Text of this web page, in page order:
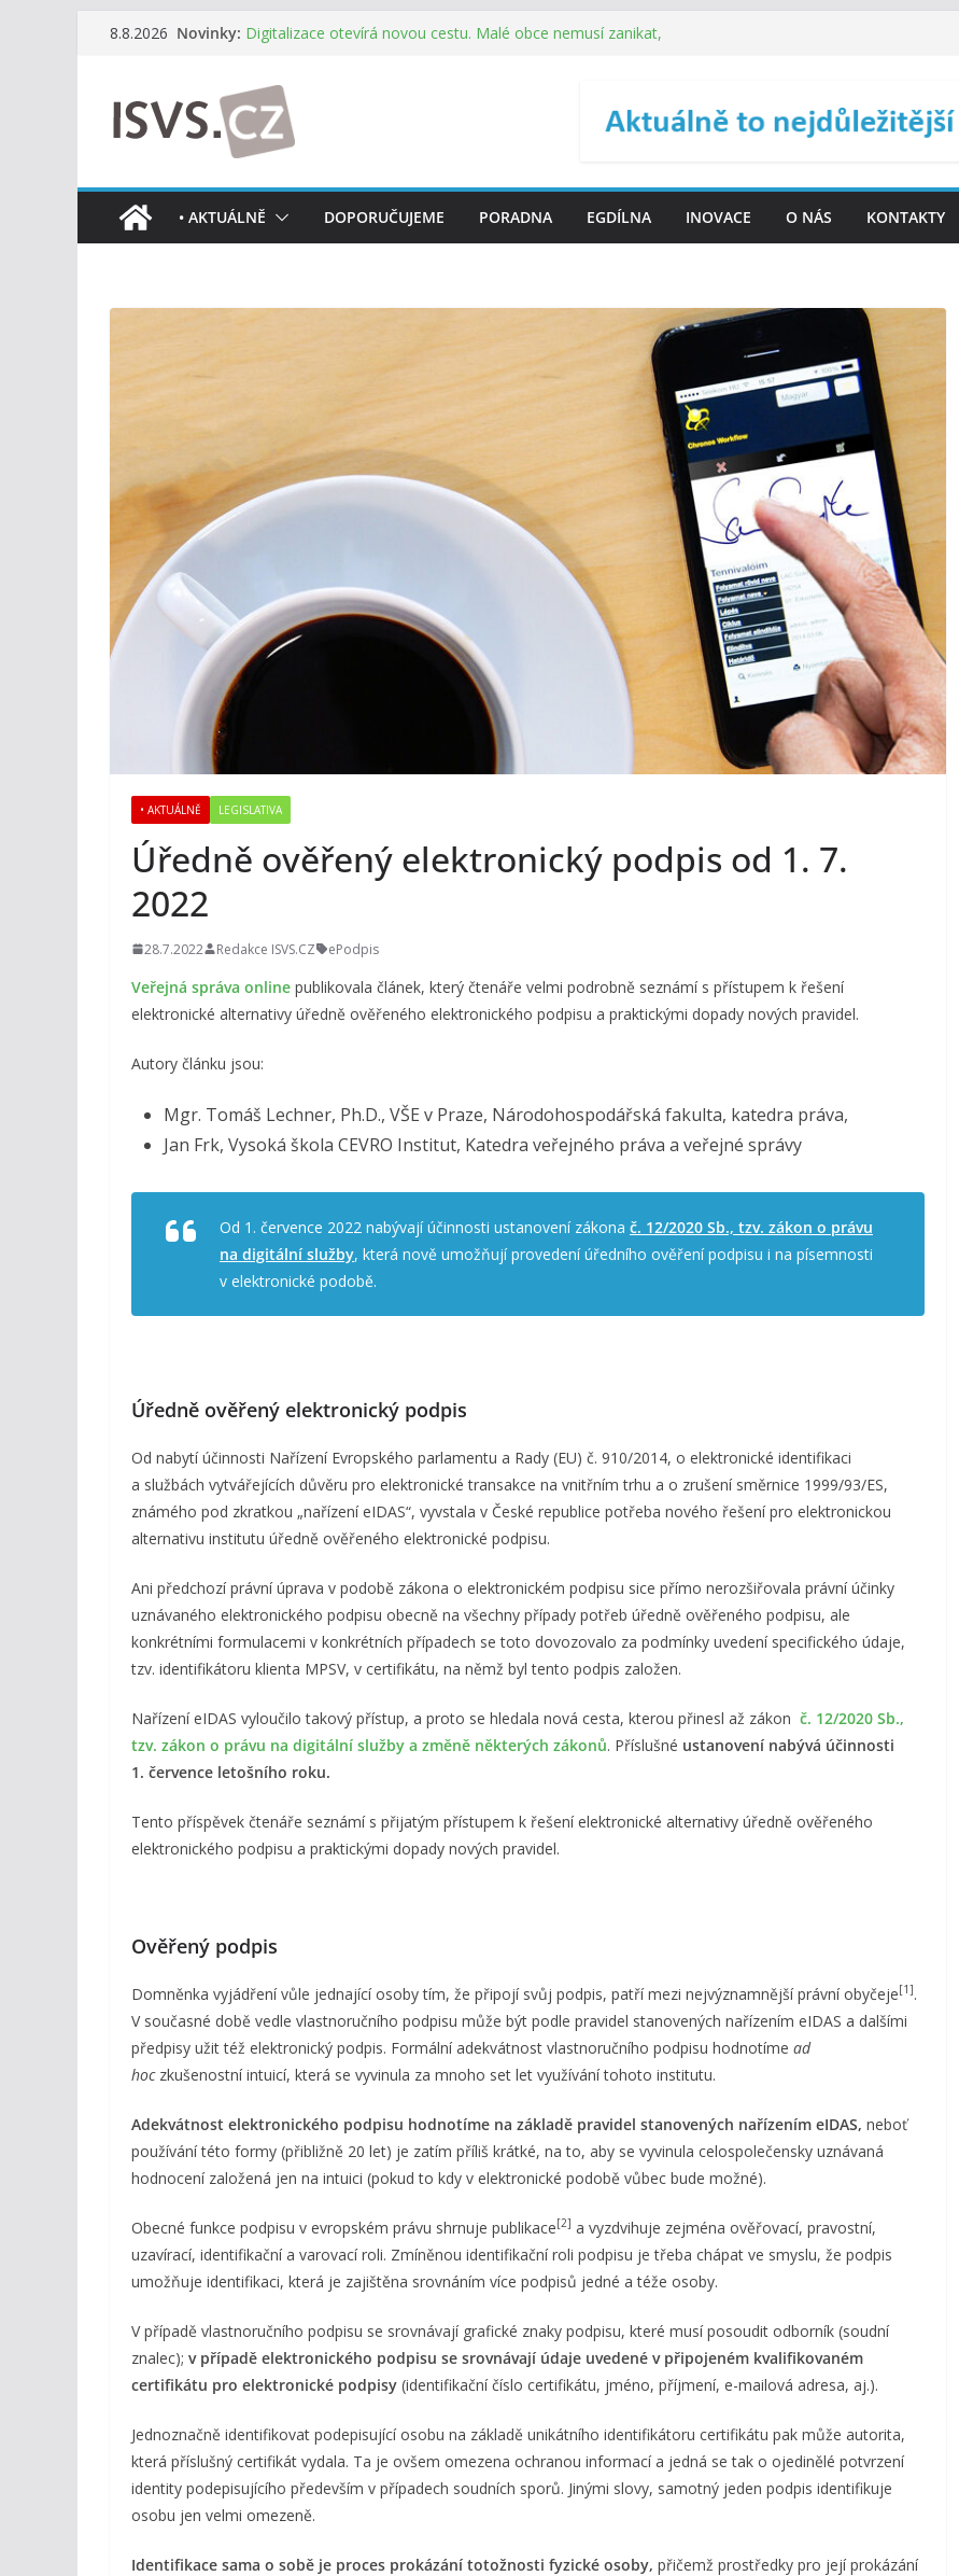
Přeskočit
8.8.2026 Novinky: Digitalizace otevírá novou cestu. Malé obce nemusí zanikat,
testování digitálních služeb
DIA: Informační systém dlouhodobého řízení (ISDŘ) je od
července v plném provozu
RVIS – Výbor pro architekturu a řízení ICT zveřejnil materiály
z nového jednání
Informace o obcích vždy po ruce. SMS ČR spouští novou
mobilní aplikaci
• AKTUÁLNĚ DOPORUČUJEME PORADNA EGDÍLNA INOVACE O NÁS KONTAKTY
• AKTUÁLNĚ LEGISLATIVA
Úředně ověřený elektronický podpis od 1. 7.
2022
28.7.2022 Redakce ISVS.CZ ePodpis
Veřejná správa online publikovala článek, který čtenáře velmi podrobně seznámí s přístupem k řešení
elektronické alternativy úředně ověřeného elektronického podpisu a praktickými dopady nových pravidel.
Autory článku jsou:
Mgr. Tomáš Lechner, Ph.D., VŠE v Praze, Národohospodářská fakulta, katedra práva,
Jan Frk, Vysoká škola CEVRO Institut, Katedra veřejného práva a veřejné správy
Od 1. července 2022 nabývají účinnosti ustanovení zákona č. 12/2020 Sb., tzv. zákon o právu
na digitální služby, která nově umožňují provedení úředního ověření podpisu i na písemnosti
v elektronické podobě.
Úředně ověřený elektronický podpis
Od nabytí účinnosti Nařízení Evropského parlamentu a Rady (EU) č. 910/2014, o elektronické identifikaci
a službách vytvářejících důvěru pro elektronické transakce na vnitřním trhu a o zrušení směrnice 1999/93/ES,
známého pod zkratkou „nařízení eIDAS“, vyvstala v České republice potřeba nového řešení pro elektronickou
alternativu institutu úředně ověřeného elektronické podpisu.
Ani předchozí právní úprava v podobě zákona o elektronickém podpisu sice přímo nerozšiřovala právní účinky
uznávaného elektronického podpisu obecně na všechny případy potřeb úředně ověřeného podpisu, ale
konkrétními formulacemi v konkrétních případech se toto dovozovalo za podmínky uvedení specifického údaje,
tzv. identifikátoru klienta MPSV, v certifikátu, na němž byl tento podpis založen.
Nařízení eIDAS vyloučilo takový přístup, a proto se hledala nová cesta, kterou přinesl až zákon č. 12/2020 Sb.,
tzv. zákon o právu na digitální služby a změně některých zákonů. Příslušné ustanovení nabývá účinnosti
1. července letošního roku.
Tento příspěvek čtenáře seznámí s přijatým přístupem k řešení elektronické alternativy úředně ověřeného
elektronického podpisu a praktickými dopady nových pravidel.
Ověřený podpis
Domněnka vyjádření vůle jednající osoby tím, že připojí svůj podpis, patří mezi nejvýznamnější právní obyčeje[1].
V současné době vedle vlastnoručního podpisu může být podle pravidel stanovených nařízením eIDAS a dalšími
předpisy užit též elektronický podpis. Formální adekvátnost vlastnoručního podpisu hodnotíme ad
hoczkušenostní intuicí, která se vyvinula za mnoho set let využívání tohoto institutu.
Adekvátnost elektronického podpisu hodnotíme na základě pravidel stanovených nařízením eIDAS, neboť
používání této formy (přibližně 20 let) je zatím příliš krátké, na to, aby se vyvinula celospolečensky uznávaná
hodnocení založená jen na intuici (pokud to kdy v elektronické podobě vůbec bude možné).
Obecné funkce podpisu v evropském právu shrnuje publikace[2] a vyzdvihuje zejména ověřovací, pravostní,
uzavírací, identifikační a varovací roli. Zmíněnou identifikační roli podpisu je třeba chápat ve smyslu, že podpis
umožňuje identifikaci, která je zajištěna srovnáním více podpisů jedné a téže osoby.
V případě vlastnoručního podpisu se srovnávají grafické znaky podpisu, které musí posoudit odborník (soudní
znalec); v případě elektronického podpisu se srovnávají údaje uvedené v připojeném kvalifikovaném
certifikátu pro elektronické podpisy (identifikační číslo certifikátu, jméno, příjmení, e-mailová adresa, aj.).
Jednoznačně identifikovat podepisující osobu na základě unikátního identifikátoru certifikátu pak může autorita,
která příslušný certifikát vydala. Ta je ovšem omezena ochranou informací a jedná se tak o ojedinělé potvrzení
identity podepisujícího především v případech soudních sporů. Jinými slovy, samotný jeden podpis identifikuje
osobu jen velmi omezeně.
Identifikace sama o sobě je proces prokázání totožnosti fyzické osoby, přičemž prostředky pro její prokázání